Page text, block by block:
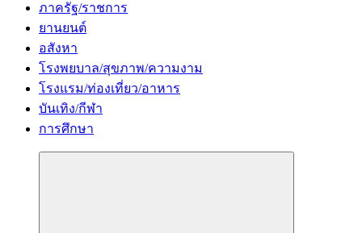
ภาครัฐ/ราชการ
ยานยนต์
อสังหา
โรงพยบาล/สุขภาพ/ความงาม
โรงแรม/ท่องเที่ยว/อาหาร
บันเทิง/กีฬา
การศึกษา